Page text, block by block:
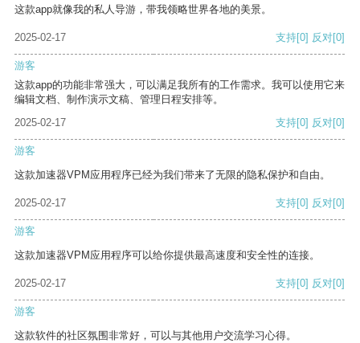
这款app就像我的私人导游，带我领略世界各地的美景。
2025-02-17 支持[0] 反对[0]
游客
这款app的功能非常强大，可以满足我所有的工作需求。我可以使用它来
编辑文档、制作演示文稿、管理日程安排等。
2025-02-17
支持[0] 反对[0]
游客
这款加速器VPM应用程序已经为我们带来了无限的隐私保护和自由。
2025-02-17 支持[0] 反对[0]
游客
这款加速器VPM应用程序可以给你提供最高速度和安全性的连接。
2025-02-17 支持[0] 反对[0]
游客
这款软件的社区氛围非常好，可以与其他用户交流学习心得。